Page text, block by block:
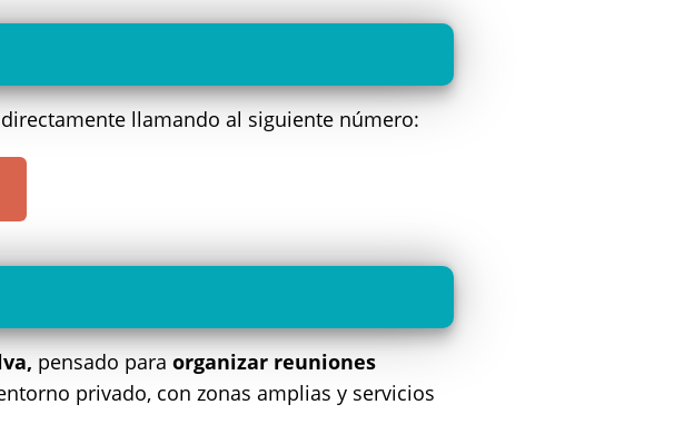
llamando al siguiente número:
pensado para organizar reuniones
privado, con zonas amplias y servicios